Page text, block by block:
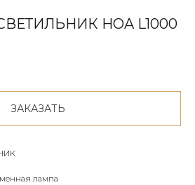
НOA L1000
ЗАКАЗАТЬ
лампа